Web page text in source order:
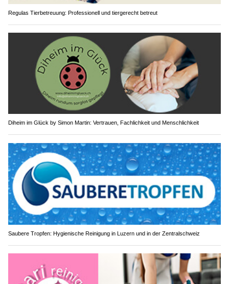
Regulas Tierbetreuung: Professionell und tiergerecht betreut
Diheim im Glück by Simon Martin: Vertrauen, Fachlichkeit und Menschlichkeit
Saubere Tropfen: Hygienische Reinigung in Luzern und in der Zentralschweiz